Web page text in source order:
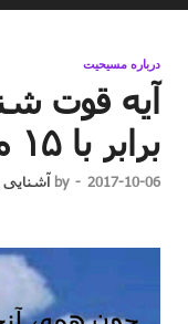
درباره مسیحیت
برابر با ۱۵ مهر ۱۳۹۶
2017-10-06
-
by